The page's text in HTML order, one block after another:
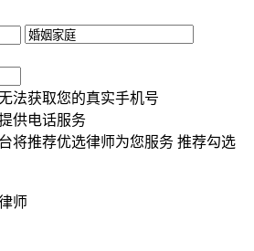
法获取您的真实手机号
供电话服务
将推荐优选律师为您服务 推荐勾选
师